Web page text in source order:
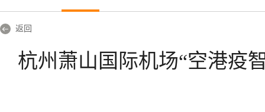
返回
杭州萧山国际机场“空港疫